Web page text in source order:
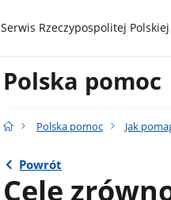
gov.pl
Serwis Rzeczypospolitej Polskiej
Polska pomoc
Polska pomoc Jak
Powrót
Cele